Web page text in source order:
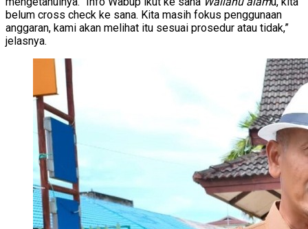
belum cross check ke sana. Kita masih fokus penggunaan
anggaran, kami akan melihat itu sesuai prosedur atau tidak,”
jelasnya.